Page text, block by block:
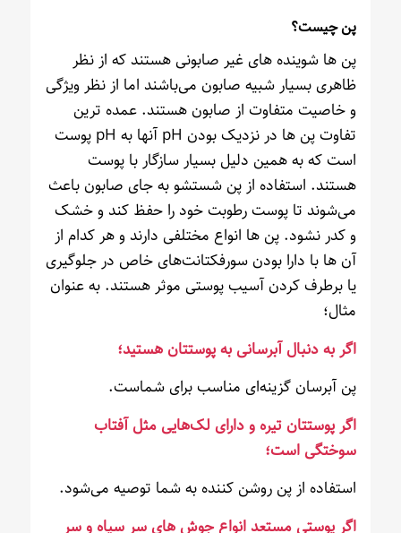
پن چیست؟
پن ها شوینده های غیر صابونی هستند که از نظر
ظاهری بسیار شبیه صابون می‌باشند اما از نظر ویژگی
و خاصیت متفاوت از صابون هستند. عمده ترین
تفاوت پن ها در نزدیک بودن pH آنها به pH پوست
است که به همین دلیل بسیار سازگار با پوست
هستند. استفاده از پن شستشو به جای صابون باعث
می‌شوند تا پوست رطوبت خود را حفظ کند و خشک
و کدر نشود. پن ها انواع مختلفی دارند و هر کدام از
آن ها با دارا بودن سورفکتانت‌های خاص در جلوگیری
یا برطرف کردن آسیب پوستی موثر هستند. به عنوان
مثال؛
اگر به دنبال آبرسانی به پوستتان هستید؛
پن آبرسان گزینه‌ای مناسب برای شماست.
اگر پوستتان تیره و دارای لک‌هایی مثل آفتاب
سوختگی است؛
استفاده از پن روشن کننده به شما توصیه می‌شود.
اگر پوستی مستعد انواع جوش های سر سیاه و سر